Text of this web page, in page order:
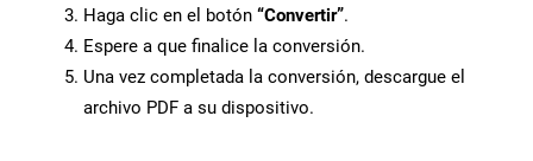
Haga clic en el botón “Convertir”.
Espere a que finalice la conversión.
Una vez completada la conversión, descargue el
archivo PDF a su dispositivo.